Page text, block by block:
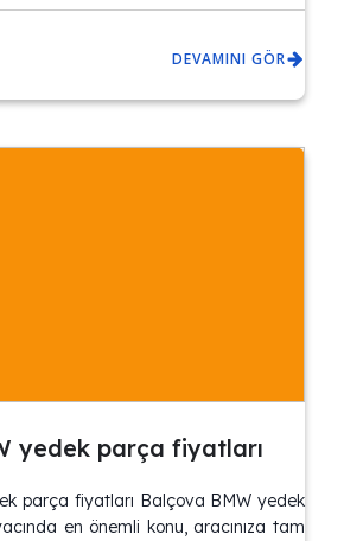
DEVAMINI GÖR
yedek parça fiyatları
parça fiyatları Balçova BMW yedek
en önemli konu, aracınıza tam